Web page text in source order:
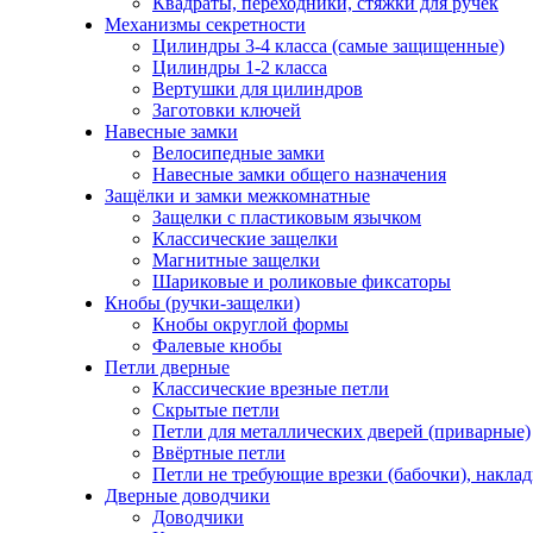
Механизмы секретности
Цилиндры 3-4 класса (самые защищенные)
Цилиндры 1-2 класса
Вертушки для цилиндров
Заготовки ключей
Навесные замки
Велосипедные замки
Навесные замки общего назначения
Защёлки и замки межкомнатные
Защелки с пластиковым язычком
Классические защелки
Магнитные защелки
Шариковые и роликовые фиксаторы
Кнобы (ручки-защелки)
Кнобы округлой формы
Фалевые кнобы
Петли дверные
Классические врезные петли
Скрытые петли
Петли для металлических дверей (приварные)
Ввёртные петли
Петли не требующие врезки (бабочки),
Дверные доводчики
Доводчики